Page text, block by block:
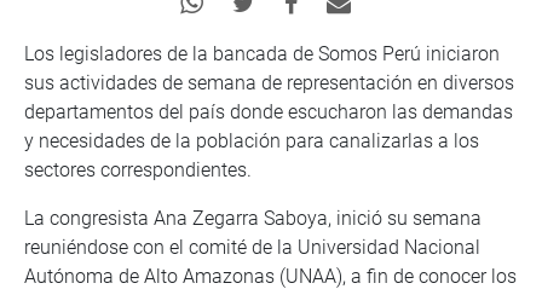
Los legisladores de la bancada de Somos Perú iniciaron
sus actividades de semana de representación en diversos
departamentos del país donde escucharon las demandas
y necesidades de la población para canalizarlas a los
sectores correspondientes.
La congresista Ana Zegarra Saboya, inició su semana
reuniéndose con el comité de la Universidad Nacional
Autónoma de Alto Amazonas (UNAA), a fin de conocer los